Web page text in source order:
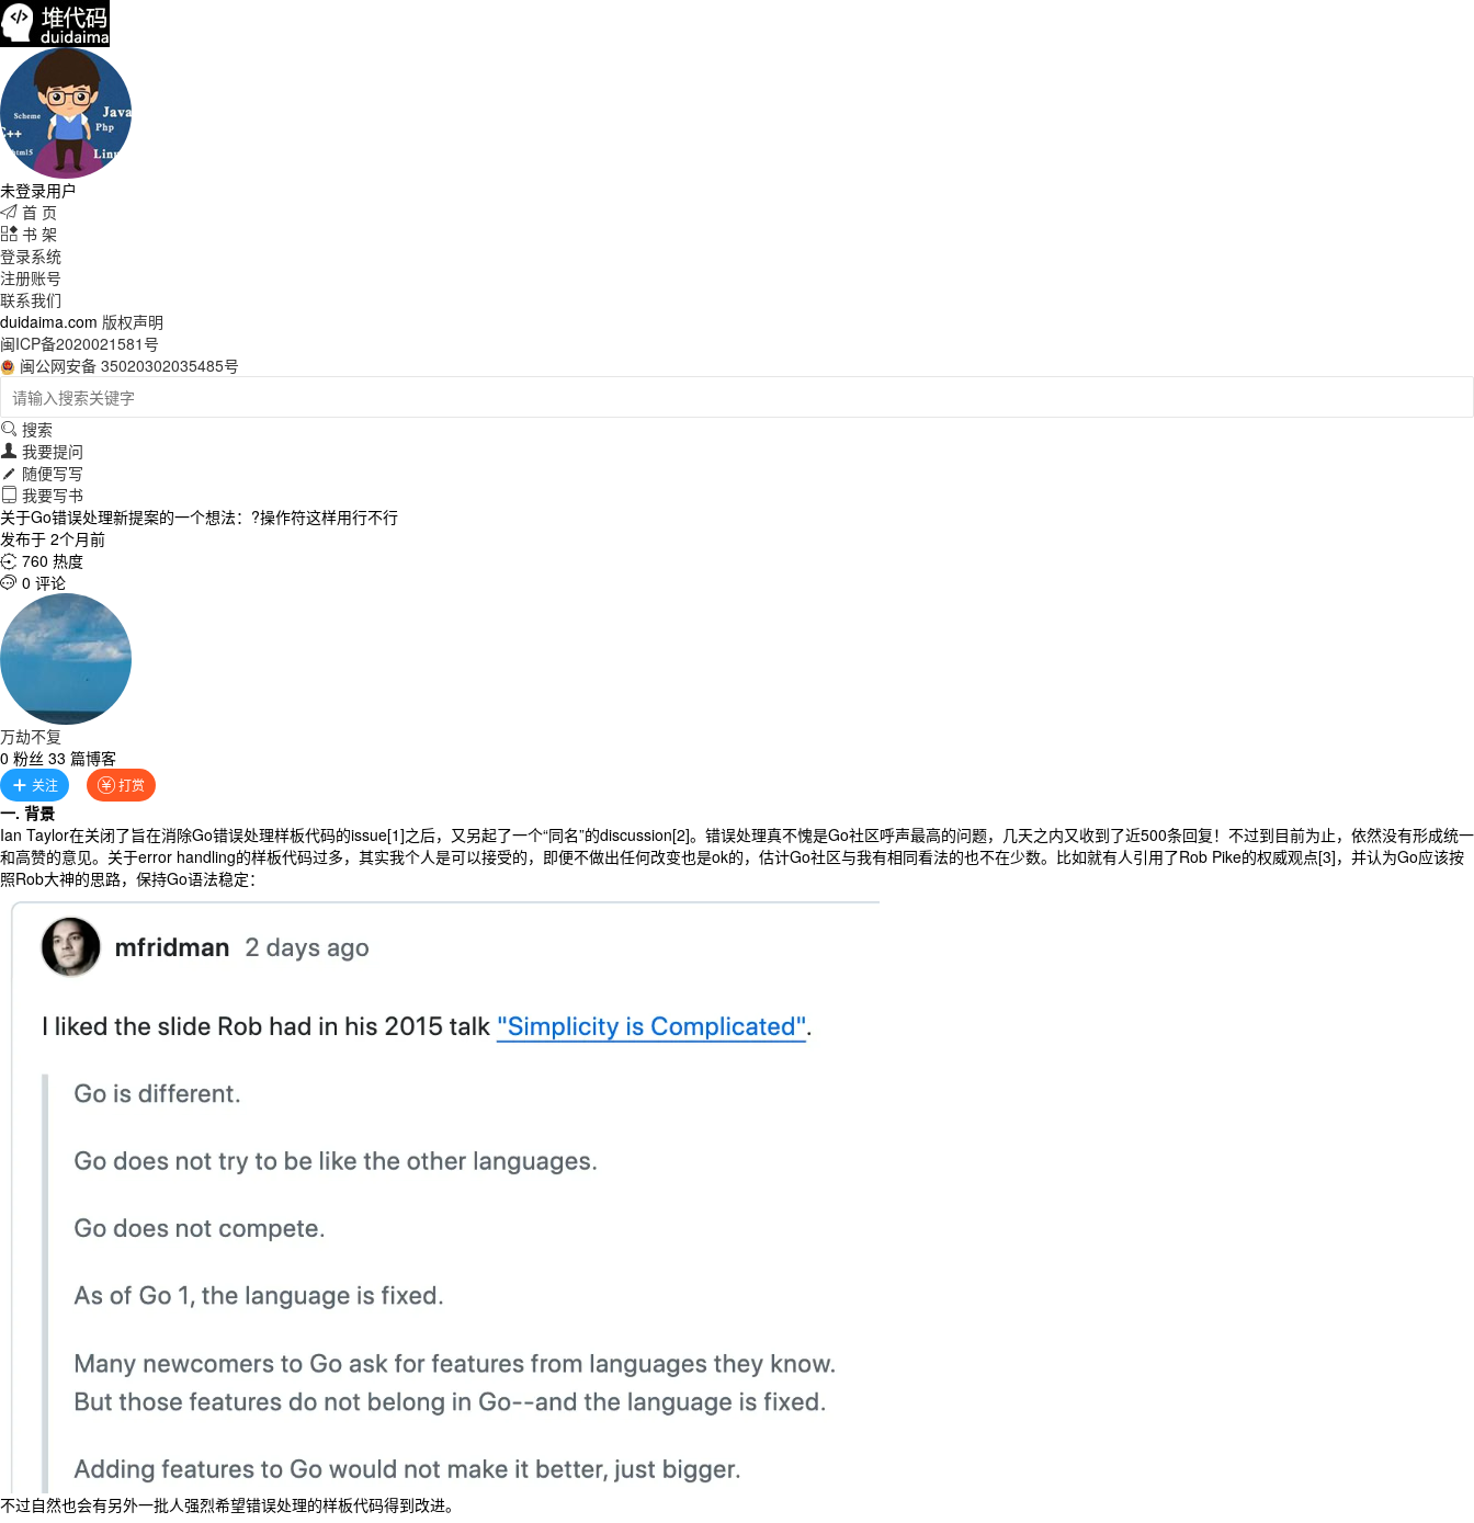
未登录用户
 首 页
 书 架
登录系统
注册账号
联系我们
duidaima.com 版权声明
闽ICP备2020021581号
闽公网安备 35020302035485号
 搜索
 我要提问
 随便写写
 我要写书
关于Go错误处理新提案的一个想法：?操作符这样用行不行
发布于 2个月前
 760 热度
 0 评论
万劫不复
0 粉丝 33 篇博客
 关注 打赏
一. 背景
Ian Taylor在关闭了旨在消除Go错误处理样板代码的issue[1]之后，又另起了一个“同名”的discussion[2]。错误处理真不愧是Go社区呼声最高的问题，几天之内又收到了近500条回复！不过到目前为止，依然没有形成统一
和高赞的意见。关于error handling的样板代码过多，其实我个人是可以接受的，即便不做出任何改变也是ok的，估计Go社区与我有相同看法的也不在少数。比如就有人引用了Rob Pike的权威观点[3]，并认为Go应该按
照Rob大神的思路，保持Go语法稳定：
不过自然也会有另外一批人强烈希望错误处理的样板代码得到改进。